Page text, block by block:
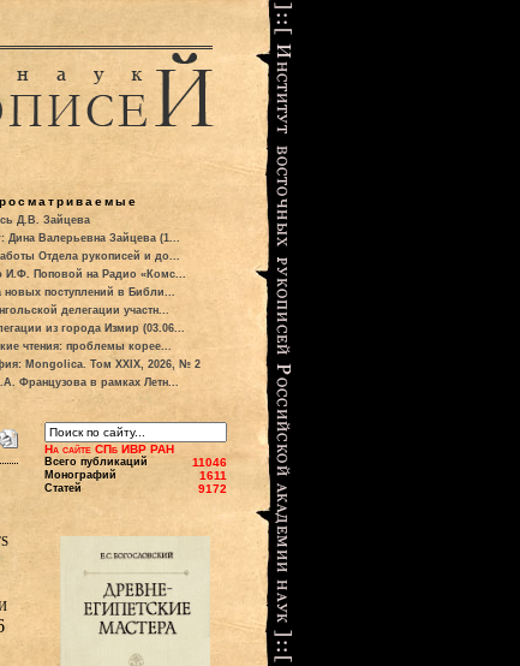
Д.В. Зайцева
Дина Валерьевна Зайцева (1...
Отдела рукописей и до...
И.Ф. Поповой на Радио «Комс...
новых поступлений в Библи...
делегации участн...
из города Измир (03.06...
чтения: проблемы корее...
Mongolica. Том XXIX, 2026, № 2
Французова в рамках Летн...
На сайте СПб ИВР РАН
Всего публикаций 11046
Монографий 1611
Статей 9172